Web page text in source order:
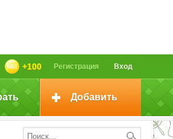
Вход
Регистрация
+100
Добавить